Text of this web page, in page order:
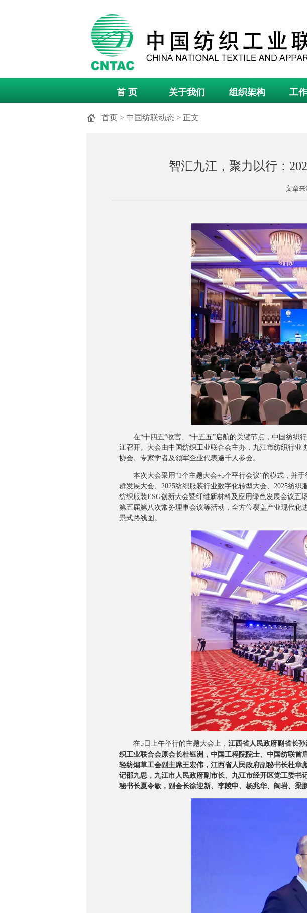
首 页 关于我们 组织架构 工
首页 > 中国纺联动态 > 正文
智汇九江，聚力以行：
文章
在“十四五”收官、“十五五”启航的关键节点，中国纺织行
江召开。大会由中国纺织工业联合会主办，九江市纺织行业
协会、专家学者及领军企业代表逾千人参会。
本次大会采用“1个主题大会+5个平行会议”的模式，并于
群发展大会、2025纺织服装行业数字化转型大会、2025纺
纺织服装ESG创新大会暨纤维新材料及应用绿色发展会议五
第五届第八次常务理事会议等活动，全方位覆盖产业现代
景式路线图。
在5日上午举行的主题大会上， 江西省人民政府副省长
织工业联合会原会长杜钰洲，中国工程院院士、中国纺联
轻纺烟草工会副主席王宏伟，江西省人民政府副秘书长杜
记邵九思，九江市人民政府副市长、九江市经开区党工委
秘书长夏令敏，副会长徐迎新、李陵申、杨兆华、阎岩、梁